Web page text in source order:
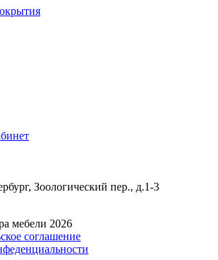
Зоологический пер., д.1-3
мебели 2026
соглашение